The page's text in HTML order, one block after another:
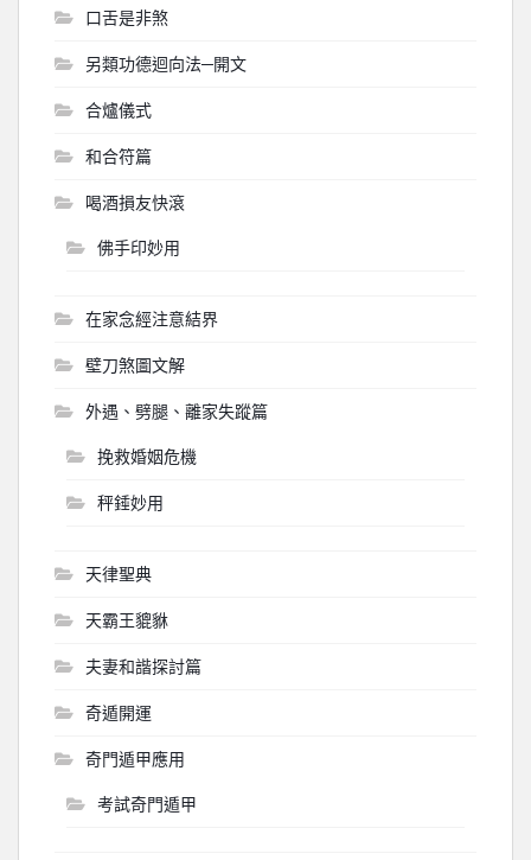
口舌是非煞
另類功德迴向法─開文
合爐儀式
和合符篇
喝酒損友快滾
佛手印妙用
在家念經注意結界
壁刀煞圖文解
外遇、劈腿、離家失蹤篇
挽救婚姻危機
秤錘妙用
天律聖典
天霸王貔貅
夫妻和諧探討篇
奇遁開運
奇門遁甲應用
考試奇門遁甲